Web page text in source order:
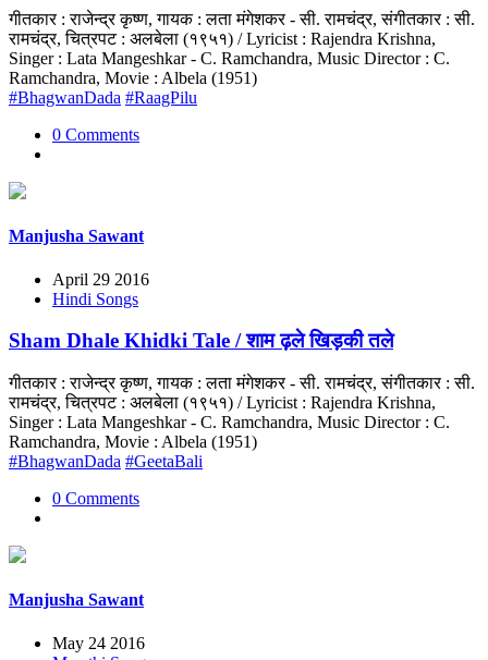
गीतकार : राजेन्द्र कृष्ण, गायक : लता मंगेशकर - सी. रामचंद्र, संगीतकार : सी.
रामचंद्र, चित्रपट : अलबेला (१९५१) / Lyricist : Rajendra Krishna,
Singer : Lata Mangeshkar - C. Ramchandra, Music Director : C.
Ramchandra, Movie : Albela (1951)
#BhagwanDada #RaagPilu
0 Comments
Manjusha Sawant
April 29 2016
Hindi Songs
Sham Dhale Khidki Tale / शाम ढ़ले खिड़की तले
गीतकार : राजेन्द्र कृष्ण, गायक : लता मंगेशकर - सी. रामचंद्र, संगीतकार : सी.
रामचंद्र, चित्रपट : अलबेला (१९५१) / Lyricist : Rajendra Krishna,
Singer : Lata Mangeshkar - C. Ramchandra, Music Director : C.
Ramchandra, Movie : Albela (1951)
#BhagwanDada #GeetaBali
0 Comments
Manjusha Sawant
May 24 2016